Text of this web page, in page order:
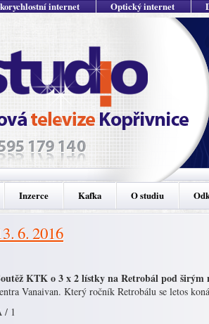
internet Optický internet
Inzerce Kafka O studiu
6. 2016
KTK o 3 x 2 lístky na Retrobál pod širým
Vanaivan. Který ročník Retrobálu se letos
/ 1